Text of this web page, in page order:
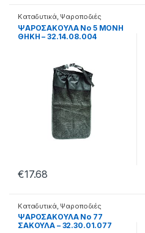
Καταδυτικά, Ψαροποδιές
ΨΑΡΟΣΑΚΟΥΛΑ Νο 5 ΜΟΝΗ
ΘΗΚΗ – 32.14.08.004
€17.68
Καταδυτικά, Ψαροποδιές
ΨΑΡΟΣΑΚΟΥΛΑ Νο 77
ΣΑΚΟΥΛΑ – 32.30.01.077